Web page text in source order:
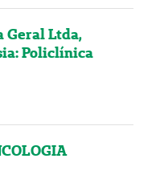
Geral Ltda,
Policlínica